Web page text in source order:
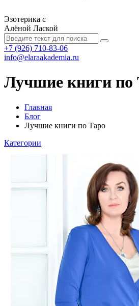
Эзотерика с
Алёной Лаской
+7 (926) 710-83-06
info@elaraakademia.ru
Лучшие книги по
Главная
Блог
Лучшие книги по Таро
Категории